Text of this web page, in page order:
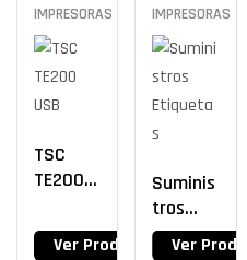
IMPRESORAS
TSC
TE200
Ver Producto
IMPRESORAS
Suminis
Tros
Etiquet
Ver